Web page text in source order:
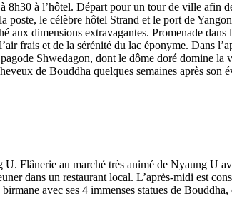
à l’hôtel. Départ pour un tour de ville afin
le célèbre hôtel Strand et le port de
dimensions extravagantes. Promenade
frais et de la sérénité du lac éponyme. Dans
Shwedagon, dont le dôme doré domine
de Bouddha quelques semaines après
Flânerie au marché très animé de Nyaung U
dans un restaurant local. L’après-midi est
avec ses 4 immenses statues de